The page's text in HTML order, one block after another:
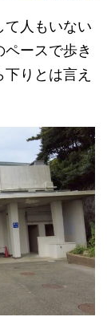
て人もいない
ースで歩き
りとは言え